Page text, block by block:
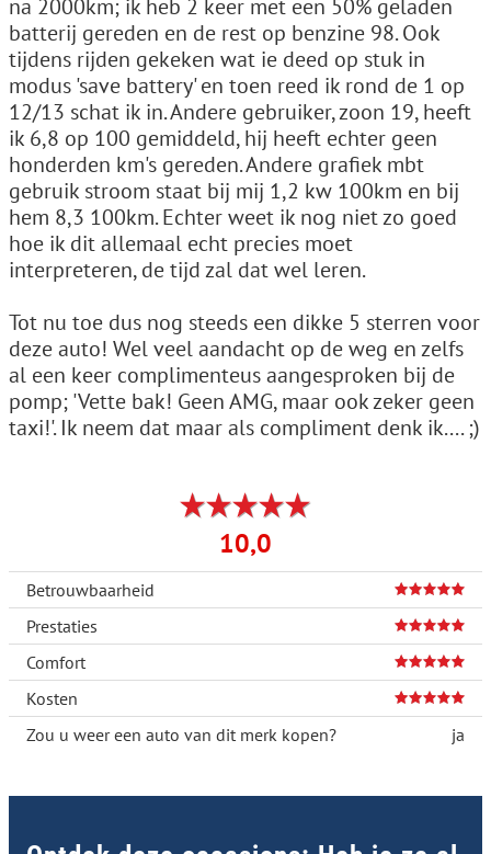
na 2000km; ik heb 2 keer met een 50% geladen
batterij gereden en de rest op benzine 98. Ook
tijdens rijden gekeken wat ie deed op stuk in
modus 'save battery' en toen reed ik rond de 1 op
12/13 schat ik in. Andere gebruiker, zoon 19, heeft
ik 6,8 op 100 gemiddeld, hij heeft echter geen
honderden km's gereden. Andere grafiek mbt
gebruik stroom staat bij mij 1,2 kw 100km en bij
hem 8,3 100km. Echter weet ik nog niet zo goed
hoe ik dit allemaal echt precies moet
interpreteren, de tijd zal dat wel leren.
Tot nu toe dus nog steeds een dikke 5 sterren voor
deze auto! Wel veel aandacht op de weg en zelfs
al een keer complimenteus aangesproken bij de
pomp; 'Vette bak! Geen AMG, maar ook zeker geen
taxi!'. Ik neem dat maar als compliment denk ik.... ;)
10,0
Betrouwbaarheid
Prestaties
Comfort
Kosten
Zou u weer een auto van dit merk kopen?
ja